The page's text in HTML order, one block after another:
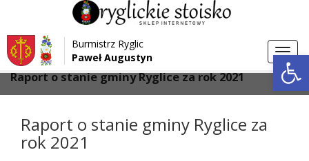
Przejdź do menu
Przejdź do głównej treści strony
Przejdź do stopki strony
Burmistrz Ryglic
Paweł Augustyn
Strona główna > Aktualności
Raport o stanie gminy Ryglice za rok 2021
Raport o stanie gminy Ryglice za
rok 2021